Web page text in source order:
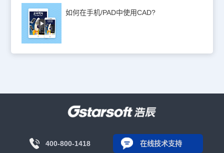
如何在手机/PAD中使用CAD?
400-800-1418 在线技术支持